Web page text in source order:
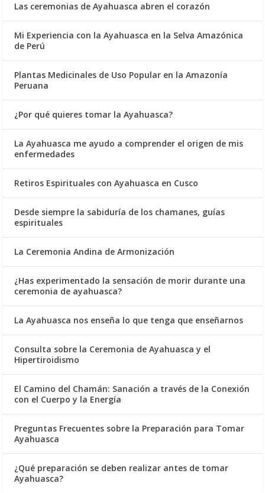
Las ceremonias de Ayahuasca abren el corazón
Mi Experiencia con la Ayahuasca en la Selva Amazónica
de Perú
Plantas Medicinales de Uso Popular en la Amazonía
Peruana
¿Por qué quieres tomar la Ayahuasca?
La Ayahuasca me ayudo a comprender el origen de mis
enfermedades
Retiros Espirituales con Ayahuasca en Cusco
Desde siempre la sabiduría de los chamanes, guías
espirituales
La Ceremonia Andina de Armonización
¿Has experimentado la sensación de morir durante una
ceremonia de ayahuasca?
La Ayahuasca nos enseña lo que tenga que enseñarnos
Consulta sobre la Ceremonia de Ayahuasca y el
Hipertiroidismo
El Camino del Chamán: Sanación a través de la Conexión
con el Cuerpo y la Energía
Preguntas Frecuentes sobre la Preparación para Tomar
Ayahuasca
¿Qué preparación se deben realizar antes de tomar
Ayahuasca?